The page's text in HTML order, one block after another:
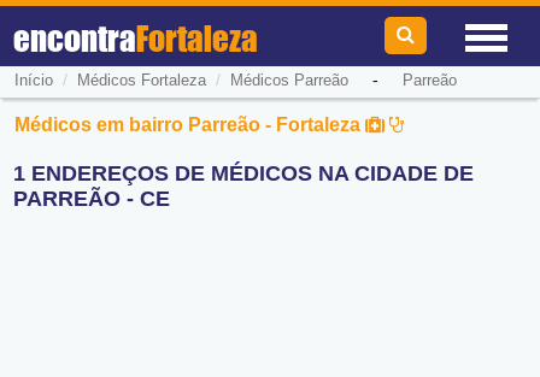
encontraFortaleza
Início / Médicos Fortaleza/ Médicos Parreão- Parreão
Médicos em bairro Parreão - Fortaleza
1 ENDEREÇOS DE MÉDICOS NA CIDADE DE
PARREÃO - CE